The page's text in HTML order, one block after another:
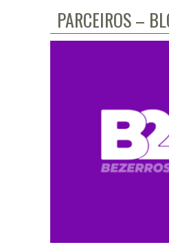
PARCEIROS –